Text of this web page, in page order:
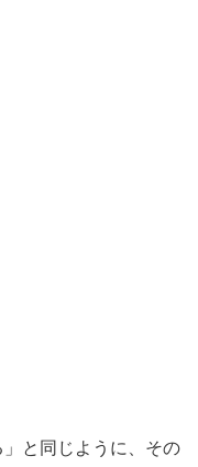
と同じように、その